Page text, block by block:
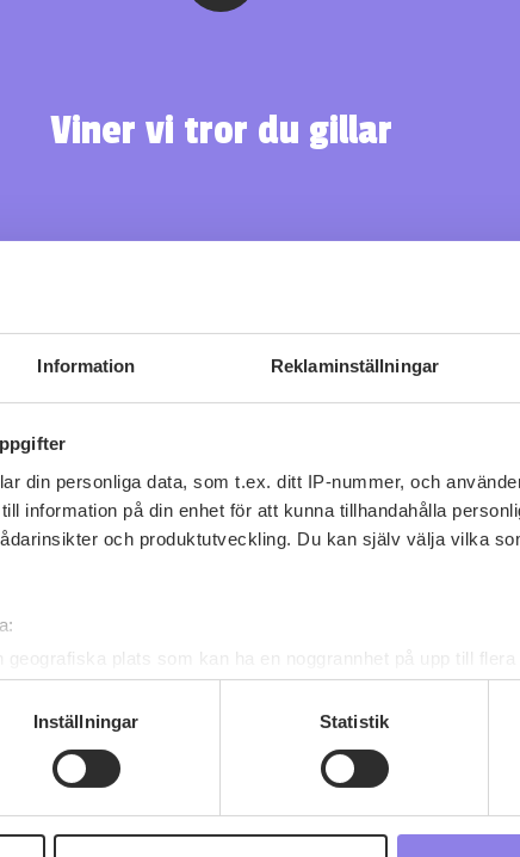
Information Reklaminställningar
din personliga data, som t.ex. ditt IP-nummer, och
information på din enhet för att kunna tillhandahålla
och produktutveckling. Du kan själv välja vilka
plats som kan ha en noggrannhet på upp till flera
aktivt skanna den för specifika kännetecken
uppgifter behandlas och ställ in dina preferenser i
helst från cookie-förklaringen.
intygar du att du är 25 år eller äldre.
Inställningar Statistik
Viner vi tror du gillar
Fler recept